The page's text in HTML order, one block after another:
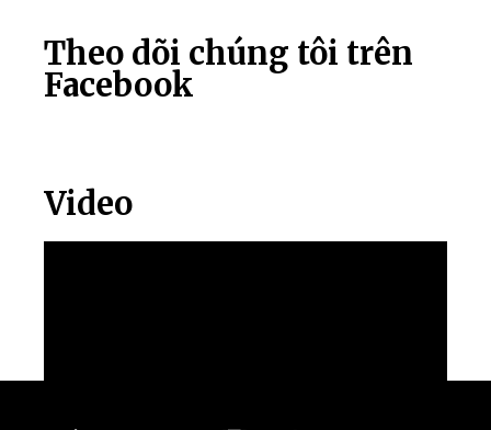
Theo dõi chúng tôi trên
Facebook
Video